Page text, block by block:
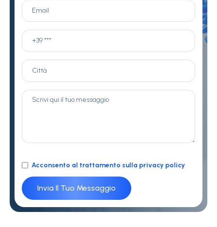
Acconsento al trattamento sulla privacy policy